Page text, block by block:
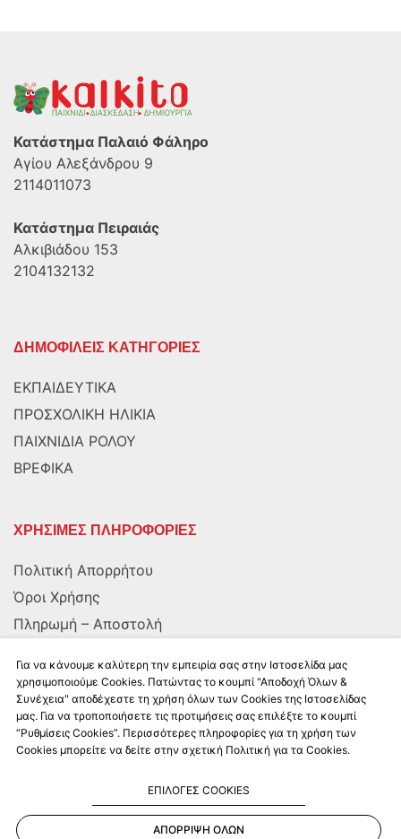
Κατάστημα Παλαιό Φάληρο
Αγίου Αλεξάνδρου 9
2114011073
Κατάστημα Πειραιάς
Αλκιβιάδου 153
2104132132
ΔΗΜΟΦΙΛΕΙΣ ΚΑΤΗΓΟΡΙΕΣ
ΕΚΠΑΙΔΕΥΤΙΚΑ
ΠΡΟΣΧΟΛΙΚΗ ΗΛΙΚΙΑ
ΠΑΙΧΝΙΔΙΑ ΡΟΛΟΥ
ΒΡΕΦΙΚΑ
ΧΡΗΣΙΜΕΣ ΠΛΗΡΟΦΟΡΙΕΣ
Πολιτική Απορρήτου
Όροι Χρήσης
Πληρωμή – Αποστολή
ΑΚΟΛΟΥΘΗΣΤΕ ΜΑΣ
Για να κάνουμε καλύτερη την εμπειρία σας στην Ιστοσελίδα μας
χρησιμοποιούμε Cookies. Πατώντας το κουμπί "Αποδοχή Όλων &
Συνέχεια" αποδέχεστε τη χρήση όλων των Cookies της Ιστοσελίδας
μας. Για να τροποποιήσετε τις προτιμήσεις σας επιλέξτε το κουμπί
“Ρυθμίσεις Cookies”. Περισσότερες πληροφορίες για τη χρήση των
Cookies μπορείτε να δείτε στην σχετική Πολιτική για τα Cookies.
ΕΠΙΛΟΓΕΣ COOKIES
ΑΠΟΡΡΙΨΗ ΟΛΩΝ